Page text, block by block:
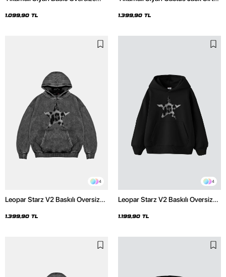
1.099,90 TL 1.399,90 TL
4
Leopar Starz V2 Baskılı Oversize
Hoodie
1.399,90 TL
4
Leopar Starz V2 Baskılı Oversize
1.199,90 TL